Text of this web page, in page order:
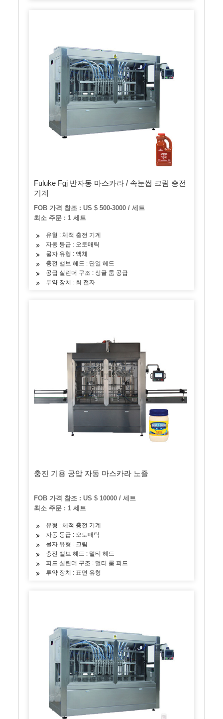
Fuluke Fgj 반자동 마스카라 / 속눈썹 크림 충전
기계
FOB 가격 참조 : US $ 500-3000 / 세트
최소 주문 : 1 세트
유형 : 체적 충전 기계
자동 등급 : 오토매틱
물자 유형 : 액체
충전 밸브 헤드 : 단일 헤드
공급 실린더 구조 : 싱글 룸 공급
투약 장치 : 회 전자
충진 기용 공압 자동 마스카라 노즐
FOB 가격 참조 : US $ 10000 / 세트
최소 주문 : 1 세트
유형 : 체적 충전 기계
자동 등급 : 오토매틱
물자 유형 : 크림
충전 밸브 헤드 : 멀티 헤드
피드 실린더 구조 : 멀티 룸 피드
투약 장치 : 표면 유형